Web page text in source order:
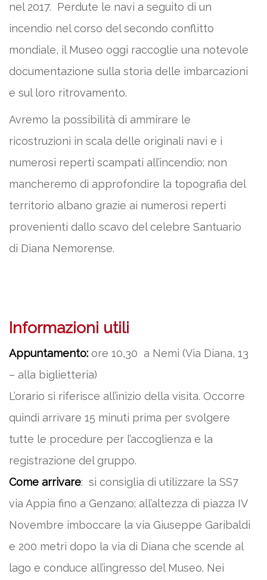
nel 2017. Perdute le navi a seguito di un
incendio nel corso del secondo conflitto
mondiale, il Museo oggi raccoglie una notevole
documentazione sulla storia delle imbarcazioni
e sul loro ritrovamento.
Avremo la possibilità di ammirare le
ricostruzioni in scala delle originali navi e i
numerosi reperti scampati all’incendio; non
mancheremo di approfondire la topografia del
territorio albano grazie ai numerosi reperti
provenienti dallo scavo del celebre Santuario
di Diana Nemorense.
Informazioni utili
Appuntamento: ore 10,30 a Nemi (Via Diana, 13
– alla biglietteria)
L’orario si riferisce all’inizio della visita. Occorre
quindi arrivare 15 minuti prima per svolgere
tutte le procedure per l’accoglienza e la
registrazione del gruppo.
Come arrivare: si consiglia di utilizzare la SS7
via Appia fino a Genzano; all’altezza di piazza IV
Novembre imboccare la via Giuseppe Garibaldi
e 200 metri dopo la via di Diana che scende al
lago e conduce all’ingresso del Museo. Nei